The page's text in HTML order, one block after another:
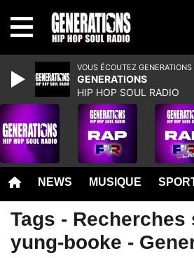
NEWS MUSIQUE
Tags - Recherches
yung-booke -
VOUS ÉCOUTEZ GENERATIONS
GENERATIONS
HIP HOP SOUL RADIO